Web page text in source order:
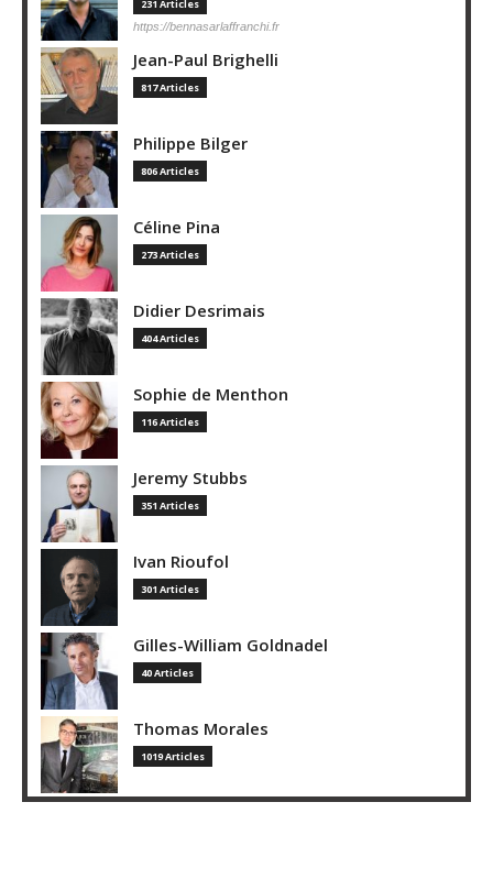
231 Articles
https://bennasarlaffranchi.fr
Jean-Paul Brighelli
817 Articles
Philippe Bilger
806 Articles
Céline Pina
273 Articles
Didier Desrimais
404 Articles
Sophie de Menthon
116 Articles
Jeremy Stubbs
351 Articles
Ivan Rioufol
301 Articles
Gilles-William Goldnadel
40 Articles
Thomas Morales
1019 Articles